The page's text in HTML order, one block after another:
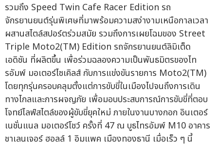
รวมถึง Speed Twin Cafe Racer Edition รถ
จักรยานยนต์รุ่นพิเศษที่มาพร้อมความสง่างามเหนือกาลเวลา
ผสานสไตล์สปอร์ตร่วมสมัย รวมถึงการเผยโฉมของ Street
Triple Moto2(TM) Edition รถจักรยานยนต์ลิมิเต็ด
เอดิชัน ที่ผลิตขึ้น เพื่อร่วมฉลองความเป็นพันธมิตรของไท
รอัมพ์ มอเตอร์ไซเคิลส์ กับการแข่งขันรายการ Moto2(TM)
โดยทุกรุ่นครอบคลุมตั้งแต่การขับขี่ในเมืองไปจนถึงการเดิน
ทางไกลและการผจญภัย เพื่อมอบประสบการณ์การขับขี่ที่ตอบ
โจทย์ไลฟ์สไตล์ของผู้ขับขี่ยุคใหม่ ภายในงานบางกอก อินเตอร์
เนชั่นแนล มอเตอร์โชว์ ครั้งที่ 47 ณ บูธไทรอัมพ์ M10 อาคาร
ชาเลนเจอร์ ฮอลล์ 1 อิมแพค เมืองทองธานี เมื่อเร็ว ๆ นี้